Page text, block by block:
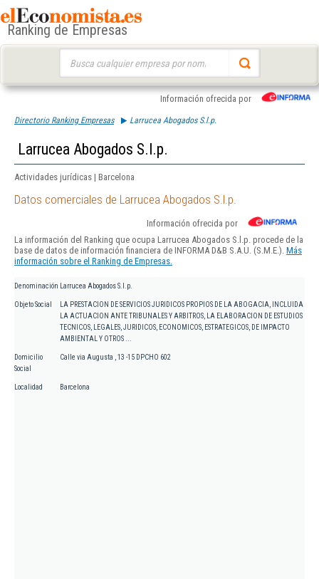
Ranking de Empresas
Información ofrecida por
Directorio Ranking Empresas Larrucea Abogados S.l.p.
Larrucea Abogados S.l.p.
Actividades jurídicas | Barcelona
Datos comerciales de Larrucea Abogados S.l.p.
Información ofrecida por
La información del Ranking que ocupa Larrucea Abogados S.l.p. procede de la
base de datos de información financiera de INFORMA D&B S.A.U. (S.M.E.). Más
información sobre el Ranking de Empresas.
Denominación Larrucea Abogados S.l.p.
Objeto Social
LA PRESTACION DE SERVICIOS JURIDICOS PROPIOS DE LA ABOGACIA, INCLUIDA
LA ACTUACION ANTE TRIBUNALES Y ARBITROS, LA ELABORACION DE ESTUDIOS
TECNICOS, LEGALES, JURIDICOS, ECONOMICOS, ESTRATEGICOS, DE IMPACTO
AMBIENTAL Y OTROS ...
Domicilio
Social
Calle via Augusta , 13 -15 DPCHO 602
Localidad Barcelona